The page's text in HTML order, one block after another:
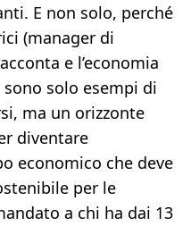
E non solo, perché
(manager di
e l’economia
solo esempi di
ma un orizzonte
diventare
economico che deve
per le
a chi ha dai 13